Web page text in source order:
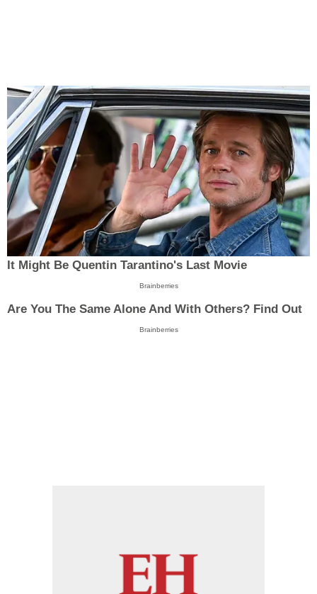
It Might Be Quentin Tarantino's Last Movie
Brainberries
Are You The Same Alone And With Others? Find Out
Brainberries